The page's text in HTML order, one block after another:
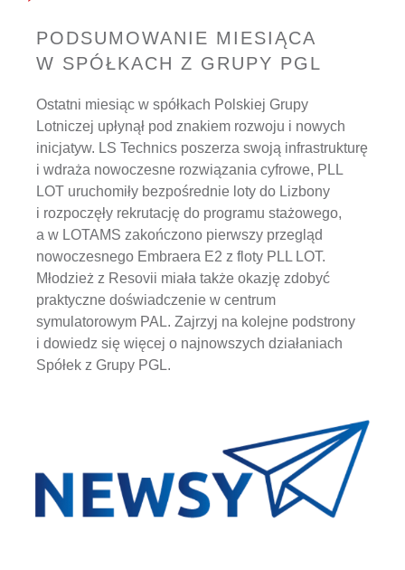
PODSUMOWANIE MIESIĄCA
W SPÓŁKACH Z GRUPY PGL
Ostatni miesiąc w spółkach Polskiej Grupy
Lotniczej upłynął pod znakiem rozwoju i nowych
inicjatyw. LS Technics poszerza swoją infrastrukturę
i wdraża nowoczesne rozwiązania cyfrowe, PLL
LOT uruchomiły bezpośrednie loty do Lizbony
i rozpoczęły rekrutację do programu stażowego,
a w LOTAMS zakończono pierwszy przegląd
nowoczesnego Embraera E2 z floty PLL LOT.
Młodzież z Resovii miała także okazję zdobyć
praktyczne doświadczenie w centrum
symulatorowym PAL. Zajrzyj na kolejne podstrony
i dowiedz się więcej o najnowszych działaniach
Spółek z Grupy PGL.